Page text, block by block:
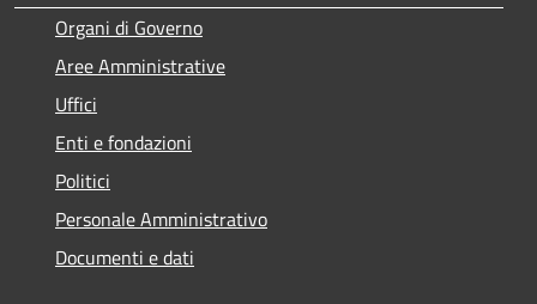
Organi di Governo
Aree Amministrative
Uffici
Enti e fondazioni
Politici
Personale Amministrativo
Documenti e dati